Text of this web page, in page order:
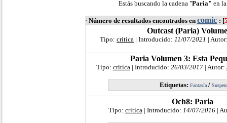
Estás buscando la cadena "Paria" en
· Número de resultados encontrados en comic : [
Outcast (Paria)
Tipo: critica | Introducido: 11/07/2021 |
Paria Volumen 3: Esta
Tipo: critica| Introducido: 26/03/2017| Autor:
Etiquetas: Fantasía/
Och8: Paria
Tipo: critica| Introducido: 14/07/2016|